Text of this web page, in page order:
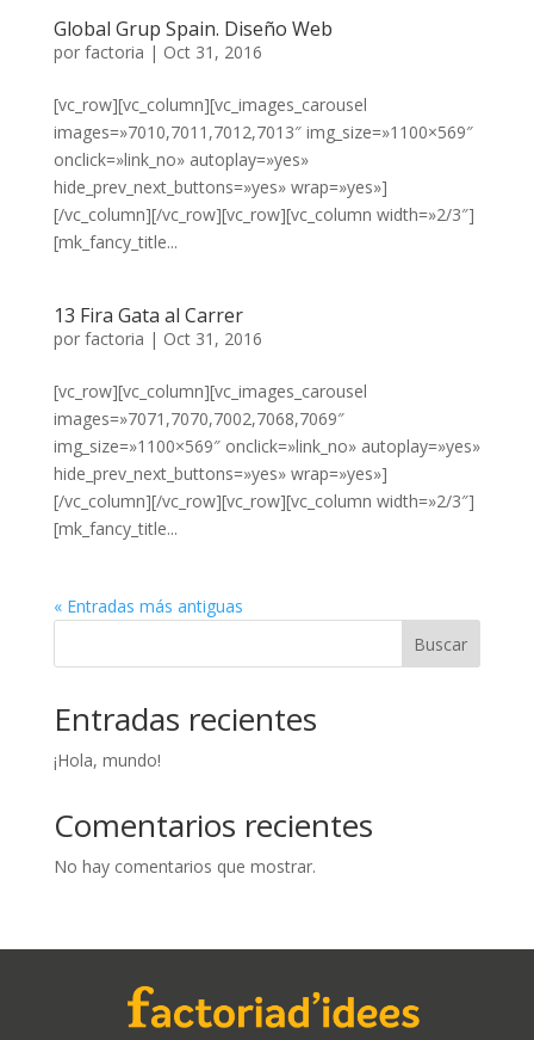
Global Grup Spain. Diseño Web
por factoria | Oct 31, 2016
[vc_row][vc_column][vc_images_carousel
images=»7010,7011,7012,7013″ img_size=»1100×569″
onclick=»link_no» autoplay=»yes»
hide_prev_next_buttons=»yes» wrap=»yes»]
[/vc_column][/vc_row][vc_row][vc_column width=»2/3″]
[mk_fancy_title...
13 Fira Gata al Carrer
por factoria | Oct 31, 2016
[vc_row][vc_column][vc_images_carousel
images=»7071,7070,7002,7068,7069″
img_size=»1100×569″ onclick=»link_no» autoplay=»yes»
hide_prev_next_buttons=»yes» wrap=»yes»]
[/vc_column][/vc_row][vc_row][vc_column width=»2/3″]
[mk_fancy_title...
« Entradas más antiguas
Buscar
Entradas recientes
¡Hola, mundo!
Comentarios recientes
No hay comentarios que mostrar.